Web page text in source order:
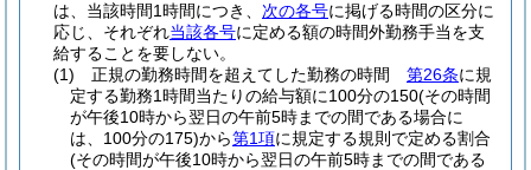
は、当該時間1時間につき、 次の各号に掲げる時間の区分に
応じ、それぞれ当該各号に定める額の時間外勤務手当を支
給することを要しない。
(1)
正規の勤務時間を超えてした勤務の時間 第26条に規
定する勤務1時間当たりの給与額に100分の150(その時間
が午後10時から翌日の午前5時までの間である場合に
は、100分の175)から第1項に規定する規則で定める割合
(その時間が午後10時から翌日の午前5時までの間である